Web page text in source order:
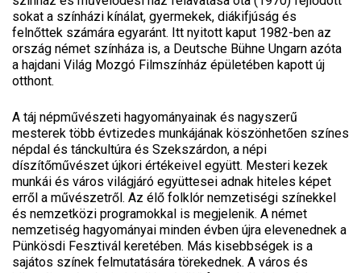
sokat a színházi kínálat, gyermekek, diákifjúság és
felnőttek számára egyaránt. Itt nyitott kaput 1982-ben az
ország német színháza is, a Deutsche Bühne Ungarn azóta
a hajdani Világ Mozgó Filmszínház épületében kapott új
otthont.
A táj népművészeti hagyományainak és nagyszerű
mesterek több évtizedes munkájának köszönhetően színes
népdal és tánckultúra és Szekszárdon, a népi
díszítőművészet újkori értékeivel együtt. Mesteri kezek
munkái és város világjáró együttesei adnak hiteles képet
erről a művészetről. Az élő folklór nemzetiségi színekkel
és nemzetközi programokkal is megjelenik. A német
nemzetiség hagyományai minden évben újra elevenednek a
Pünkösdi Fesztivál keretében. Más kisebbségek is a
sajátos színek felmutatására törekednek. A város és